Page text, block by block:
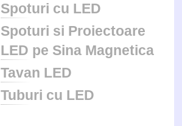
Spoturi cu LED
Spoturi si Proiectoare
LED pe Sina Magnetica
Tavan LED
Tuburi cu LED